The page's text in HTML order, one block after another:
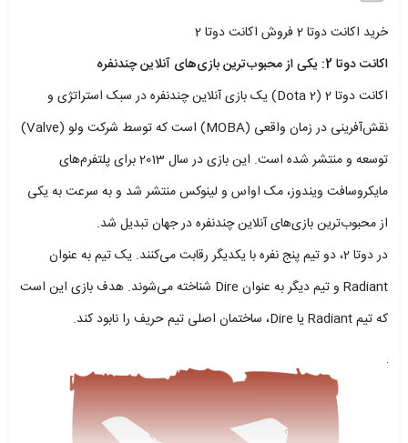
خرید اکانت دوتا 2 فروش اکانت دوتا 2
اکانت دوتا 2: یکی از محبوب‌ترین بازی‌های آنلاین چندنفره
اکانت دوتا 2 (Dota 2) یک بازی آنلاین چندنفره در سبک استراتژی و
نقش‌آفرینی در زمان واقعی (MOBA) است که توسط شرکت ولو (Valve)
توسعه و منتشر شده است. این بازی در سال 2013 برای پلتفرم‌های
مایکروسافت ویندوز، مک اواس و لینوکس منتشر شد و به سرعت به یکی
از محبوب‌ترین بازی‌های آنلاین چندنفره در جهان تبدیل شد.
در دوتا 2، دو تیم پنج نفره با یکدیگر رقابت می‌کنند. یک تیم به عنوان
Radiant و تیم دیگر به عنوان Dire شناخته می‌شوند. هدف بازی این است
که تیم Radiant یا Dire، ساختمان اصلی تیم حریف را نابود کند.